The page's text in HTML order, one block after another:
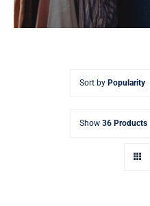
Kategoriler
Sort by Popularity
Show 36 Products